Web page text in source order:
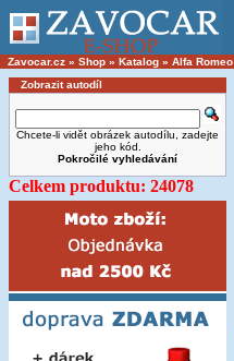
Zavocar.cz » Shop » Katalog » Alfa Romeo
Zobrazit autodíl
Chcete-li vidět obrázek autodílu, zadejte
jeho kód.
Pokročilé vyhledávání
Celkem produktu: 24078